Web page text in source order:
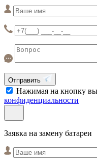
Отправить
Нажимая на кнопку вы
конфиденциальности
Заявка на замену батареи